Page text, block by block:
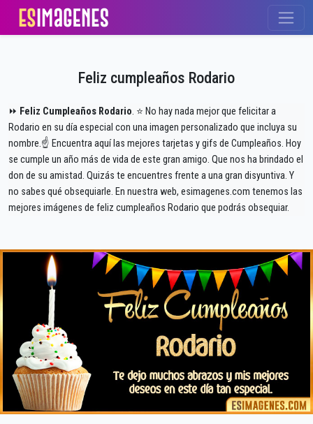
Feliz cumpleaños Rodario
⏩ Feliz Cumpleaños Rodario. ⭐ No hay nada mejor que felicitar a
Rodario en su día especial con una imagen personalizado que incluya su
nombre.☝ Encuentra aquí las mejores tarjetas y gifs de Cumpleaños. Hoy
se cumple un año más de vida de este gran amigo. Que nos ha brindado el
don de su amistad. Quizás te encuentres frente a una gran disyuntiva. Y
no sabes qué obsequiarle. En nuestra web, esimagenes.com tenemos las
mejores imágenes de feliz cumpleaños Rodario que podrás obsequiar.